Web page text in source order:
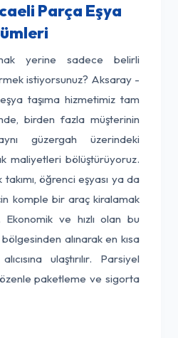
Parça Eşya
yerine sadece belirli
istiyorsunuz? Aksaray -
taşıma hizmetimiz tam
birden fazla müşterinin
güzergah üzerindeki
maliyetleri bölüştürüyoruz.
öğrenci eşyası ya da
komple bir araç kiralamak
Ekonomik ve hızlı olan bu
alınarak en kısa
ulaştırılır. Parsiyel
özenle paketleme ve sigorta